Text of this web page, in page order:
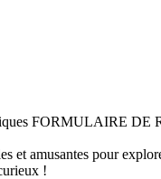
FORMULAIRE DE
et amusantes pour
!